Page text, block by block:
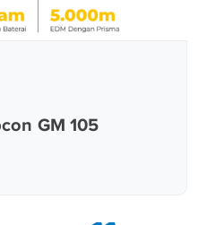
GM 105